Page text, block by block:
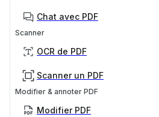
Chat avec PDF
Scanner
OCR de PDF
Scanner un PDF
Modifier & annoter PDF
Modifier PDF